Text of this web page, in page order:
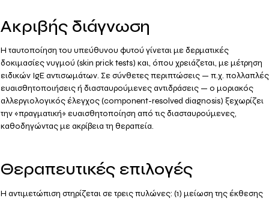
Ακριβής διάγνωση
Η ταυτοποίηση του υπεύθυνου φυτού γίνεται μεδερματικές
δοκιμασίες νυγμού (skin prick tests) και, όπου χρειάζεται, με μέτρηση
ειδικών IgE αντισωμάτων. Σε σύνθετες περιπτώσεις — π.χ. πολλαπλές
ευαισθητοποιήσεις ή διασταυρούμενες αντιδράσεις — ο μοριακός
αλλεργιολογικός έλεγχος (component-resolved diagnosis) ξεχωρίζει
την «πραγματική» ευαισθητοποίηση από τις διασταυρούμενες,
καθοδηγώντας με ακρίβεια τη θεραπεία.
Θεραπευτικές επιλογές
Η αντιμετώπιση στηρίζεται σε τρεις πυλώνες: (1) μείωση της έκθεσης